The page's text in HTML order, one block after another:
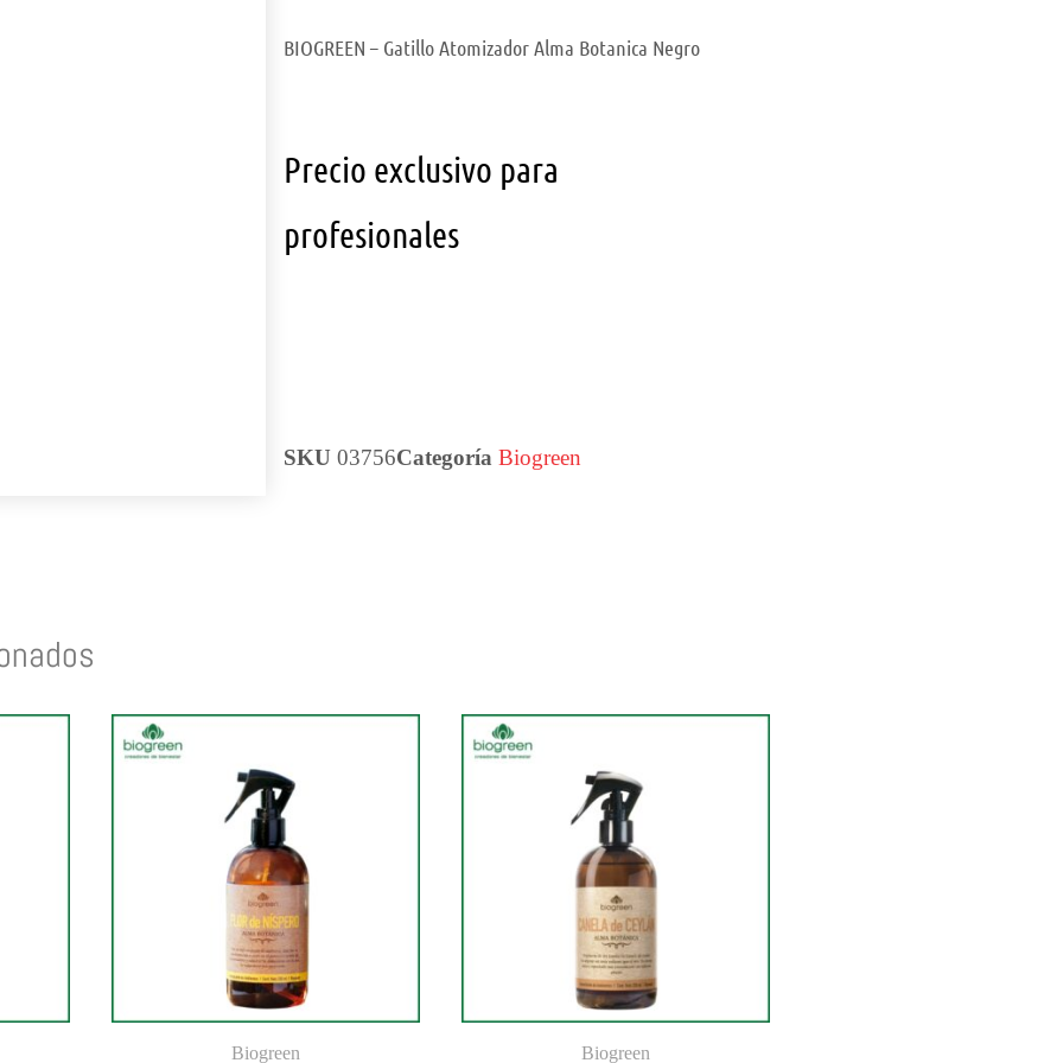
BIOGREEN – Gatillo Atomizador Alma Botanica Negro
Precio exclusivo para
profesionales
SKU 03756Categoría Biogreen
Biogreen Biogreen